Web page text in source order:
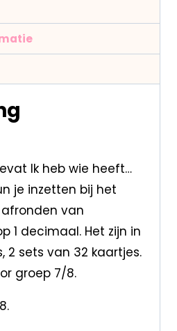
Ik heb wie heeft…
je inzetten bij het
van
1 decimaal. Het zijn in
2 sets van 32 kaartjes.
groep 7/8.